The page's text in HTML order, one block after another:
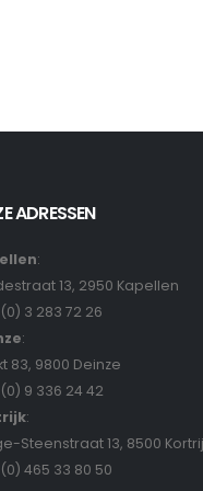
ADRESSEN
:
13, 2950 Kapellen
3 283 72 26
:
83, 9800 Deinze
9 336 24 42
:
Steenstraat 13, 8500
465 33 80 50